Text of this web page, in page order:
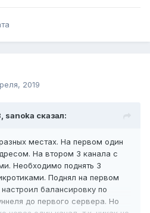
2019
sanoka сказал:
местах. На первом один
На втором 3 канала с
Необходимо поднять 3
Поднял на первом
балансировку по
до первого сервера. Но